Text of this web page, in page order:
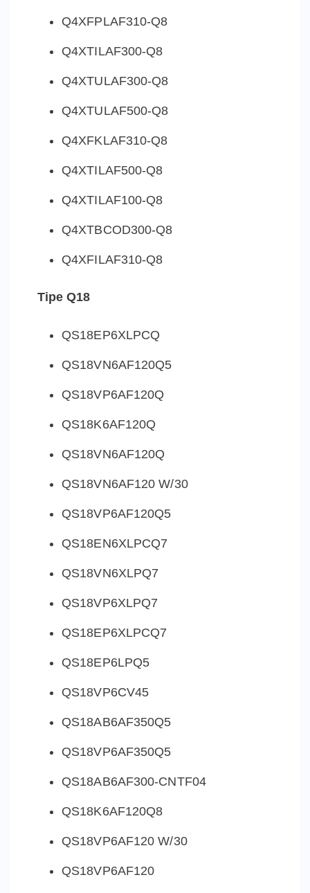
Q4XFPLAF310-Q8
Q4XTILAF300-Q8
Q4XTULAF300-Q8
Q4XTULAF500-Q8
Q4XFKLAF310-Q8
Q4XTILAF500-Q8
Q4XTILAF100-Q8
Q4XTBCOD300-Q8
Q4XFILAF310-Q8
Tipe Q18
QS18EP6XLPCQ
QS18VN6AF120Q5
QS18VP6AF120Q
QS18K6AF120Q
QS18VN6AF120Q
QS18VN6AF120 W/30
QS18VP6AF120Q5
QS18EN6XLPCQ7
QS18VN6XLPQ7
QS18VP6XLPQ7
QS18EP6XLPCQ7
QS18EP6LPQ5
QS18VP6CV45
QS18AB6AF350Q5
QS18VP6AF350Q5
QS18AB6AF300-CNTF04
QS18K6AF120Q8
QS18VP6AF120 W/30
QS18VP6AF120